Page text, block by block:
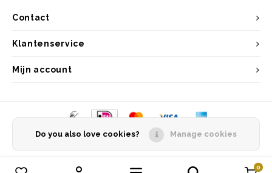
0
Contact
Klantenservice
Mijn account
© Copyright 2026 Entrepôt Holland - Powered byLightspeed- Theme by
Vergelijk producten 0
Do you also love cookies? Manage cookies